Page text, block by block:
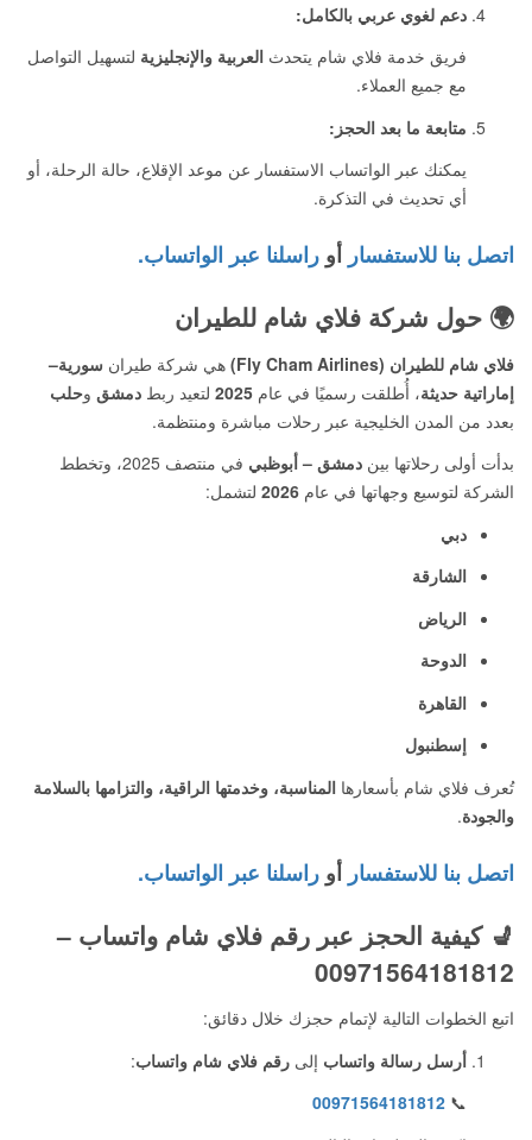
دعم لغوي عربي بالكامل:
فريق خدمة فلاي شام يتحدث العربية والإنجليزية لتسهيل التواصل
مع جميع العملاء.
متابعة ما بعد الحجز:
يمكنك عبر الواتساب الاستفسار عن موعد الإقلاع، حالة الرحلة، أو
أي تحديث في التذكرة.
اتصل بنا للاستفسار أو راسلنا عبر الواتساب.
🌍 حول شركة فلاي شام للطيران
فلاي شام للطيران (Fly Cham Airlines) هي شركة طيران سورية–
إماراتية حديثة، أُطلقت رسميًا في عام 2025 لتعيد ربط دمشق وحلب
بعدد من المدن الخليجية عبر رحلات مباشرة ومنتظمة.
بدأت أولى رحلاتها بين دمشق – أبوظبي
في منتصف 2025، وتخطط
الشركة لتوسيع وجهاتها في عام 2026 لتشمل:
دبي
الشارقة
الرياض
الدوحة
القاهرة
إسطنبول
تُعرف فلاي شام بأسعارها المناسبة، وخدمتها الراقية، والتزامها بالسلامة
والجودة.
اتصل بنا للاستفسار أو راسلنا عبر الواتساب.
💺كيفية الحجز عبر رقم فلاي شام واتساب –
00971564181812
اتبع الخطوات التالية لإتمام حجزك خلال دقائق:
أرسل رسالة واتساب إلى رقم فلاي شام واتساب:
📞
00971564181812